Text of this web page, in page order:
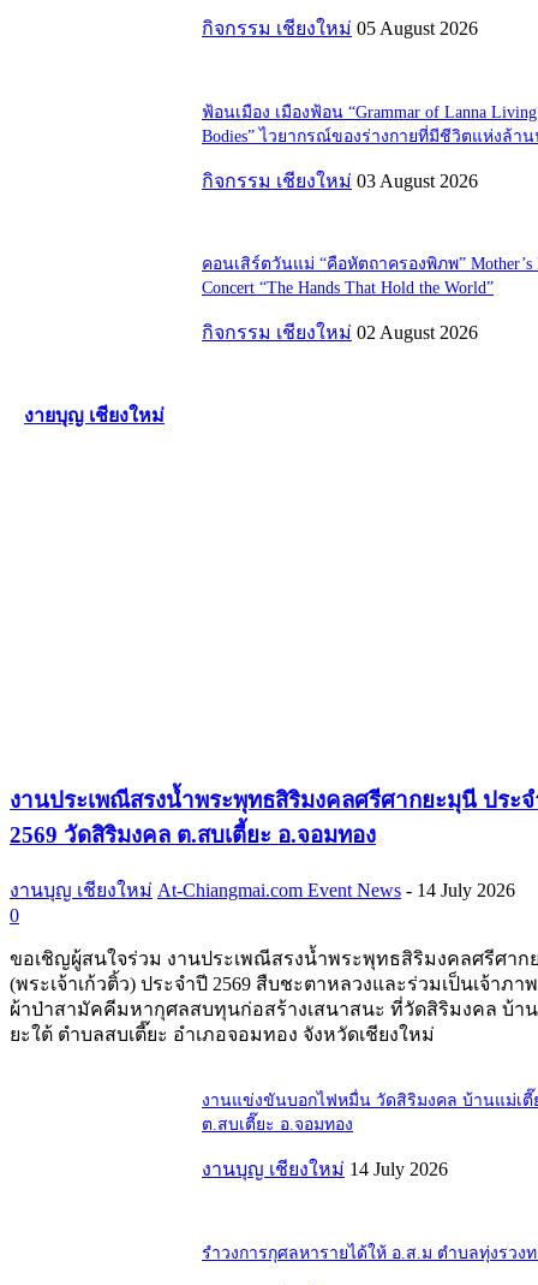
กิจกรรม เชียงใหม่ 05 August 2026
ฟ้อนเมือง เมืองฟ้อน “Grammar of Lanna Living
Bodies” ไวยากรณ์ของร่างกายที่มีชีวิตแห่งล้า
กิจกรรม เชียงใหม่ 03 August 2026
คอนเสิร์ตวันแม่ “คือหัตถาครองพิภพ” Mother’s
Concert “The Hands That Hold the World”
กิจกรรม เชียงใหม่ 02 August 2026
งายบุญ เชียงใหม่
งานประเพณีสรงน้ำพระพุทธสิริมงคลศรีศากยะมุนี ประ
2569 วัดสิริมงคล ต.สบเตี้ยะ อ.จอมทอง
งานบุญ เชียงใหม่ At-Chiangmai.com Event News - 14 July 2026
0
ขอเชิญผู้สนใจร่วม งานประเพณีสรงน้ำพระพุทธสิริมงคลศรีศาก
(พระเจ้าเก้วติ้ว) ประจำปี 2569 สืบชะตาหลวงและร่วมเป็นเจ้าภา
ผ้าป่าสามัคคีมหากุศลสบทุนก่อสร้างเสนาสนะ ที่วัดสิริมงคล บ้า
ยะใต้ ตำบลสบเตี๊ยะ อำเภอจอมทอง จังหวัดเชียงใหม่
งานแข่งขันบอกไฟหมื่น วัดสิริมงคล บ้านแม่เตี๊
ต.สบเตี๊ยะ อ.จอมทอง
งานบุญ เชียงใหม่ 14 July 2026
รำวงการกุศลหารายได้ให้ อ.ส.ม ตำบลทุ่งรวง